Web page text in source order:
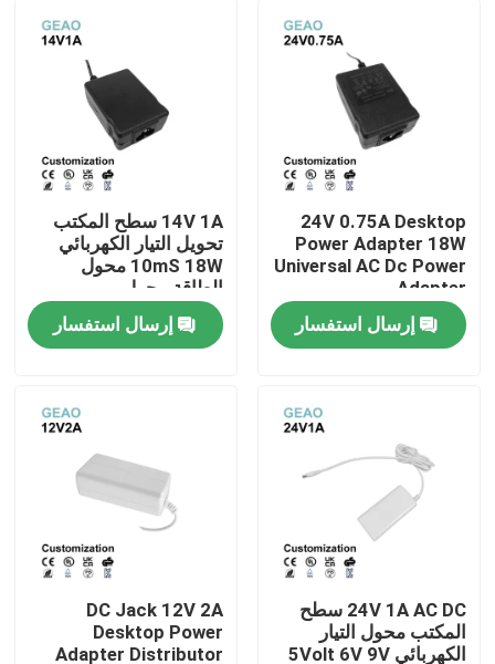
منتجات
أشرطة فيديو
معلومات عنا
جولة في المعمل
اتصل بنا
اطلب اقتباس
محولات الطاقة المثبتة على الحائط
محول طاقة سطح المكتب
24V 0.75A Desktop
Power Adapter 18W
Universal AC Dc Power
Adapter
إرسال استفسار
14V 1A سطح المكتب
تحويل التيار الكهربائي
10mS 18W محول
الطاقة محول
إرسال استفسار
24V 1A AC DC سطح
المكتب محول التيار
الكهربائي 5Volt 6V 9V
DC Jack 12V 2A
Desktop Power
Adapter Distributor